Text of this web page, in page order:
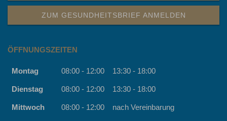
ZUM GESUNDHEITSBRIEF ANMELDEN
ÖFFNUNGSZEITEN
Montag 08:00 - 12:00 13:30 - 18:00
Dienstag 08:00 - 12:00 13:30 - 18:00
Mittwoch 08:00 - 12:00 nach Vereinbarung